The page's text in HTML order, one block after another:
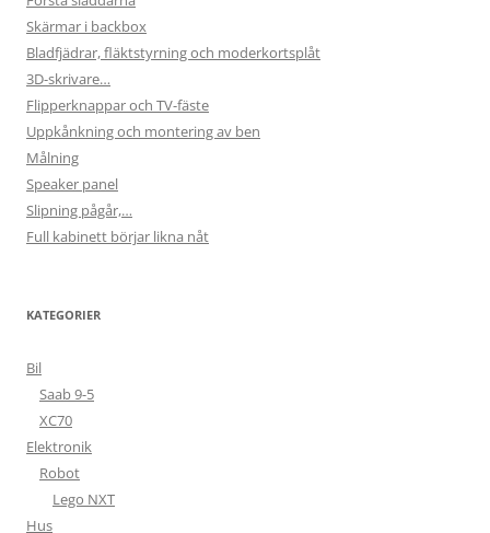
Skärmar i backbox
Bladfjädrar, fläktstyrning och moderkortsplåt
3D-skrivare…
Flipperknappar och TV-fäste
Uppkånkning och montering av ben
Målning
Speaker panel
Slipning pågår,…
Full kabinett börjar likna nåt
KATEGORIER
Bil
Saab 9-5
XC70
Elektronik
Robot
Lego NXT
Hus